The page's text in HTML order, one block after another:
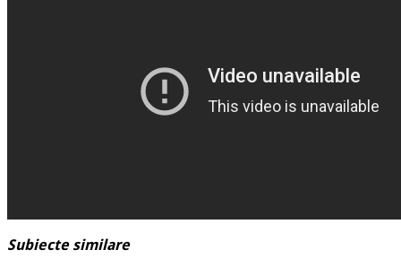
Subiecte similare